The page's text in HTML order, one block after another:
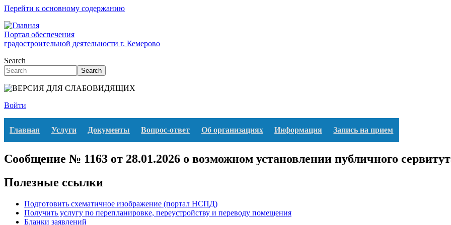
Перейти к основному содержанию
Портал обеспечения
градостроительной деятельности г. Кемерово
Search
Search
Войти
Главная Услуги Документы Вопрос-ответ Об организациях Информация Запись на прием
Сообщение № 1163 от 28.01.2026 о возможном установлении публичного
Полезные ссылки
Подготовить схематичное изображение (портал НСПД)
Получить услугу по перепланировке, переустройству и переводу помещения
Бланки заявлений